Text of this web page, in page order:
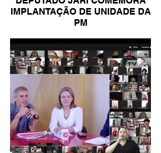
IMPLANTAÇÃO DE UNIDADE DA
PM